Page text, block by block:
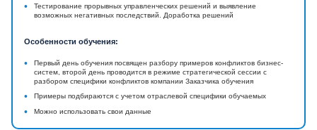
•
Тестирование прорывных управленческих решений и выявление
возможных негативных последствий. Доработка решений
Особенности обучения:
•
Первый день обучения посвящен разбору примеров конфликтов бизнес-
систем, второй день проводится в режиме стратегической сессии с
разбором специфики конфликтов компании Заказчика обучения
• Примеры подбираются с учетом отраслевой специфики обучаемых
• Можно использовать свои данные